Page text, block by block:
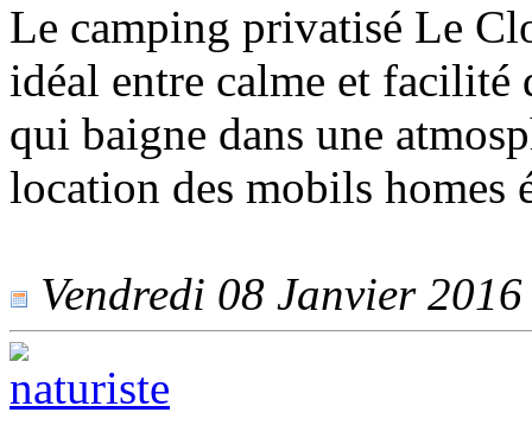
Le camping privatisé Le
idéal entre calme et facilité
qui baigne dans une
location des mobils homes
Vendredi 08 Janvier